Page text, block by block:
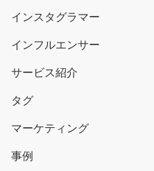
インスタグラマー
インフルエンサー
サービス紹介
タグ
マーケティング
事例